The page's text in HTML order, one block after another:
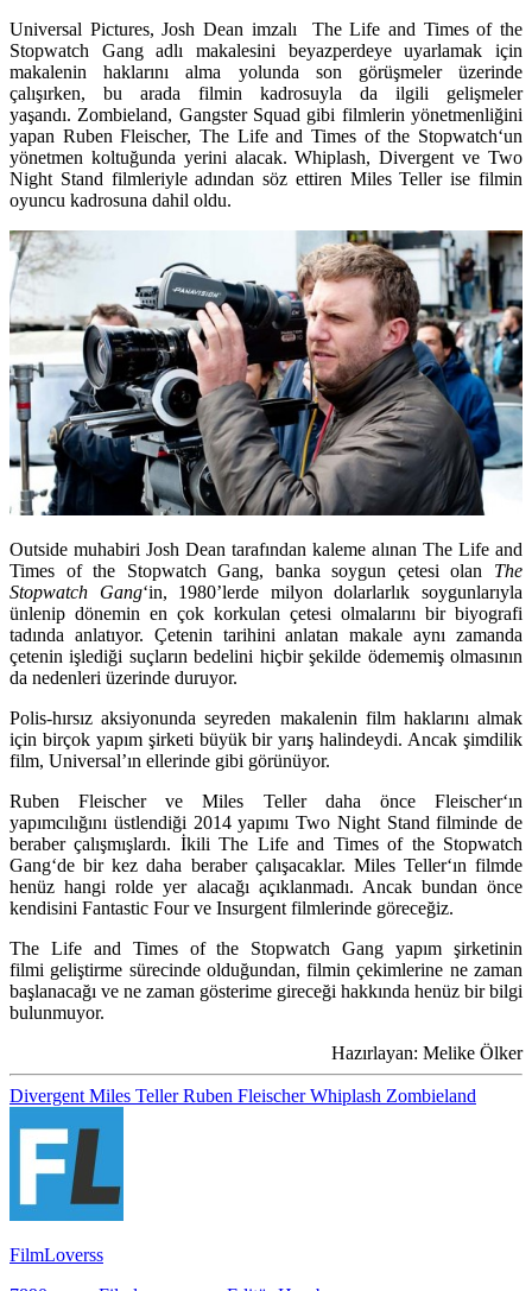
Universal Pictures, Josh Dean imzalı The Life and Times of the
Stopwatch Gangadlı makalesini beyazperdeye uyarlamak için
makalenin haklarını alma yolunda son görüşmeler üzerinde
çalışırken, bu arada filmin kadrosuyla da ilgili gelişmeler
yaşandı. Zombieland, Gangster Squad gibi filmlerin yönetmenliğini
yapan Ruben Fleischer, The Life and Times of the Stopwatch‘un
yönetmen koltuğunda yerini alacak.Whiplash, Divergentve Two
Night Stand filmleriyle adından söz ettiren Miles Tellerise filmin
oyuncu kadrosuna dahil oldu.
Outside muhabiri Josh Dean tarafından kaleme alınan The Life and
Times of the Stopwatch Gang, banka soygun çetesi olan The
Stopwatch Gang‘in, 1980’lerde milyon dolarlarlık soygunlarıyla
ünlenip dönemin en çok korkulan çetesi olmalarını bir biyografi
tadında anlatıyor. Çetenin tarihini anlatan makale aynı zamanda
çetenin işlediği suçların bedelini hiçbir şekilde ödememiş olmasının
da nedenleri üzerinde duruyor.
Polis-hırsız aksiyonunda seyreden makalenin film haklarını almak
için birçok yapım şirketi büyük bir yarış halindeydi. Ancak şimdilik
film, Universal’ın ellerinde gibi görünüyor.
Ruben FleischerveMiles Tellerdaha önceFleischer‘ın
yapımcılığını üstlendiği 2014 yapımı Two Night Stand filminde de
beraber çalışmışlardı. İkiliThe Life and Times of the Stopwatch
Gang‘de bir kez daha beraber çalışacaklar. Miles Teller‘ın filmde
henüz hangi rolde yer alacağı açıklanmadı. Ancak bundan önce
kendisini Fantastic Fourve Insurgent filmlerinde göreceğiz.
The Life and Times of the Stopwatch Gang yapım şirketinin
filmi geliştirme sürecinde olduğundan, filmin çekimlerine ne zaman
başlanacağı ve ne zaman gösterime gireceği hakkında henüz bir bilgi
bulunmuyor.
Hazırlayan: Melike Ölker
Divergent Miles TellerRuben FleischerWhiplash Zombieland
FilmLoverss